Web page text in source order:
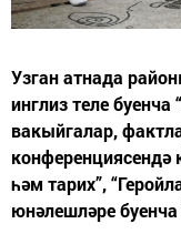
Узган атнада
инглиз теле
вакыйгалар,
конференциясендә
һәм тарих”,
юнәлешләре